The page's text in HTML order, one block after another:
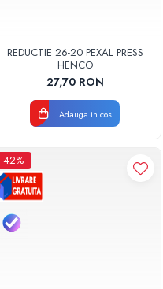
REDUCTIE 26-20 PEXAL PRESS
HENCO
27,70 RON
Adauga in cos
-42%